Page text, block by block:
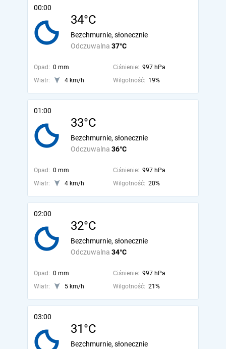
00:00
34°C
Odczuwalna 37°C
Bezchmurnie, słonecznie
Opad: 0 mm Ciśnienie: 997 hPa
Wiatr:
4 km/h Wilgotność: 19%
01:00
33°C
Odczuwalna 36°C
Bezchmurnie, słonecznie
Opad: 0 mm Ciśnienie: 997 hPa
Wiatr:
4 km/h Wilgotność: 20%
02:00
32°C
Odczuwalna 34°C
Bezchmurnie, słonecznie
Opad: 0 mm Ciśnienie: 997 hPa
Wiatr:
5 km/h Wilgotność: 21%
03:00
31°C
Bezchmurnie, słonecznie